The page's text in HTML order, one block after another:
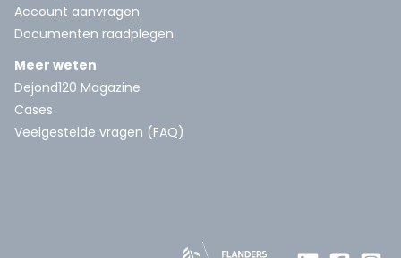
Account aanvragen
Documenten raadplegen
Meer weten
Dejond120 Magazine
Cases
Veelgestelde vragen (FAQ)